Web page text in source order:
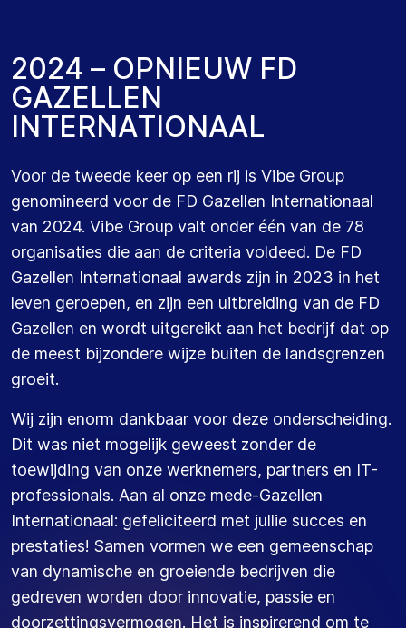
2024 – OPNIEUW FD
GAZELLEN
INTERNATIONAAL
Voor de tweede keer op een rij is Vibe Group
genomineerd voor de FD Gazellen Internationaal
van 2024. Vibe Group valt onder één van de 78
organisaties die aan de criteria voldeed. De FD
Gazellen Internationaal awards zijn in 2023 in het
leven geroepen, en zijn een uitbreiding van de FD
Gazellen en wordt uitgereikt aan het bedrijf dat op
de meest bijzondere wijze buiten de landsgrenzen
groeit.
Wij zijn enorm dankbaar voor deze onderscheiding.
Dit was niet mogelijk geweest zonder de
toewijding van onze werknemers, partners en IT-
professionals. Aan al onze mede-Gazellen
Internationaal: gefeliciteerd met jullie succes en
prestaties! Samen vormen we een gemeenschap
van dynamische en groeiende bedrijven die
gedreven worden door innovatie, passie en
doorzettingsvermogen. Het is inspirerend om te